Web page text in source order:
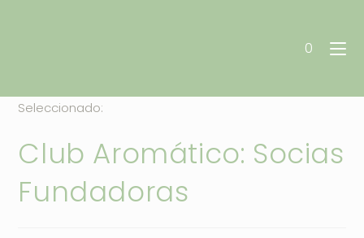
0
Seleccionado:
Club Aromático: Socias
Fundadoras